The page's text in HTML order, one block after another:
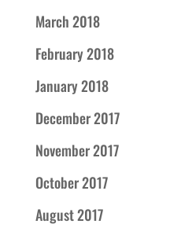
March 2018
February 2018
January 2018
December 2017
November 2017
October 2017
August 2017